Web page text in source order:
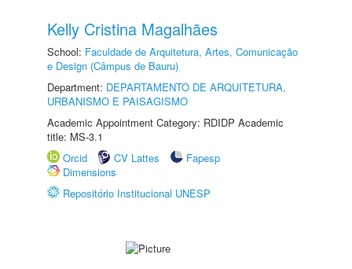
Kelly Cristina Magalhães
School: Faculdade de Arquitetura, Artes, Comunicação
e Design (Câmpus de Bauru)
Department: DEPARTAMENTO DE ARQUITETURA,
URBANISMO E PAISAGISMO
Academic Appointment Category: RDIDP Academic
title: MS-3.1
Orcid
CV Lattes
Fapesp
Dimensions
Repositório Institucional UNESP